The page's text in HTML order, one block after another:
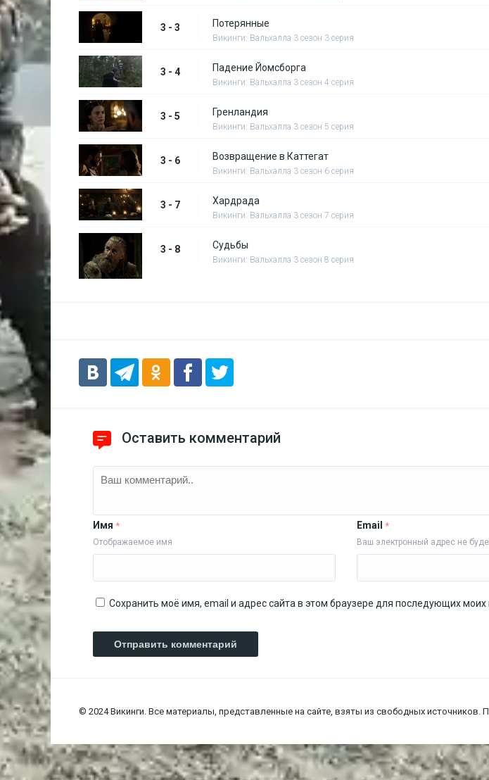
3 - 3 Потерянные
Викинги: Вальхалла 3 сезон 3 серия
3 - 4 Падение Йомсборга
Викинги: Вальхалла 3 сезон 4 серия
3 - 5 Гренландия
Викинги: Вальхалла 3 сезон 5 серия
3 - 6 Возвращение в Каттегат
Викинги: Вальхалла 3 сезон 6 серия
3 - 7 Хардрада
Викинги: Вальхалла 3 сезон 7 серия
3 - 8 Судьбы
Викинги: Вальхалла 3 сезон 8 серия
Оставить комментарий
Имя *
Отображаемое имя
Email *
Ваш электронный адрес не
Сохранить моё имя, email и адрес сайта в этом браузере для последующих моих
© 2024 Викинги. Все материалы, представленные на сайте, взяты из свободных источников.